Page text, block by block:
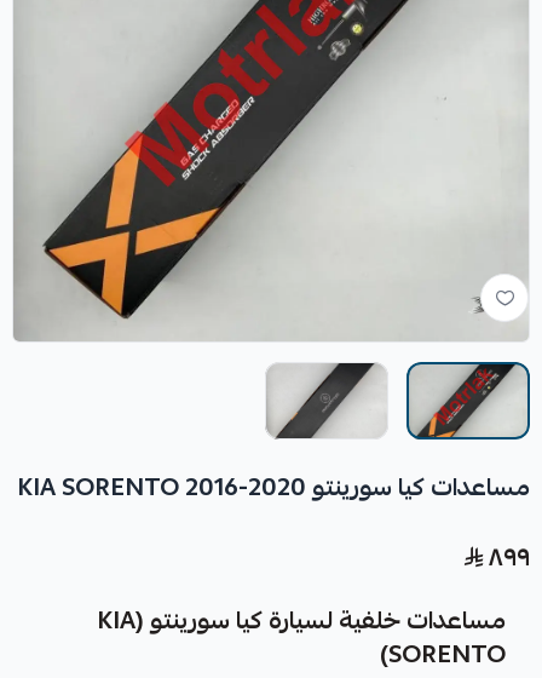
مساعدات كيا سورينتو KIA SORENTO 2016-2020
٨٩٩
مساعدات خلفية لسيارة كيا سورينتو (KIA
SORENTO)